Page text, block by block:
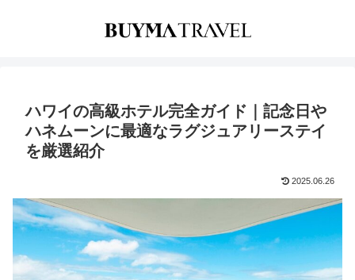
ハワイの高級ホテル完全ガイド｜記念日や
ハネムーンに最適なラグジュアリーステイ
を厳選紹介
2025.06.26